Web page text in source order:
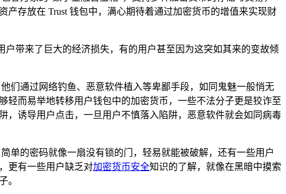
存放在 Trust 钱包中，满心期待着通过加密货币的增值来实现财
带来了巨大的经济损失，有的用户甚至因为这突如其来的变故倾
们通过网络钓鱼、恶意软件植入等卑鄙手段，如同鬼魅一般悄无
而易举地转移用户钱包中的加密货币，一些不法分子更是狡诈至
，诱导用户点击，一旦用户不慎落入陷阱，恶意软件就会如同病毒
单的密码就像一扇没有锁的门，轻易就能被破解，还有一些用户
更有一些用户缺乏对加密货币安全知识的了解，就像在黑暗中摸索
。